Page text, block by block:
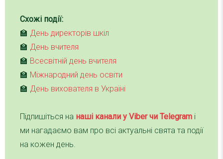
Схожі події:
🏫 День директорів шкіл
🏫 День вчителя
🏫 Всесвітній день вчителя
🏫 Міжнародний день освіти
🏫 День вихователя в Україні
Підпишіться на наші канали у Viber чи Telegram і
ми нагадаємо вам про всі актуальні свята та події
на кожен день.